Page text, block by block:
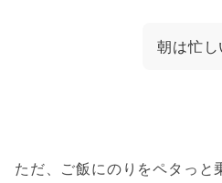
朝は忙し
ただ、ご飯にのりをペタっと